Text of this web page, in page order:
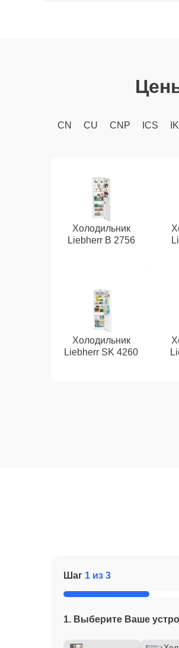
CN
CU CNP ICS
Холодильник
Liebherr B 2756
Холодильник
Liebherr SK 4260
Шаг 1 из 3
1. Выберите Ваше